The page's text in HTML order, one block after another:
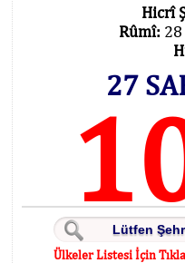
Hicrî
Rûmî:
27
Ülkeler Listesi İçin